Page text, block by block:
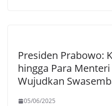
Presiden Prabowo:
hingga Para
Wujudkan
05/06/2025